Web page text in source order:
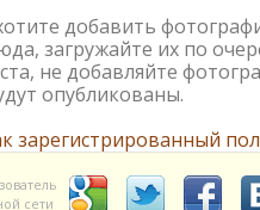
добавить
загружайте их по
не добавляйте
опубликованы.
зарегистрированный
сети